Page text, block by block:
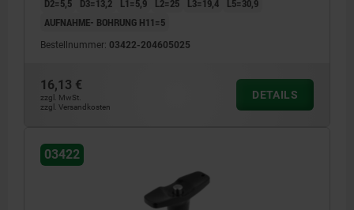
D2=5,5
D3=13,2 L1=5,9 L2=25 L3=19,4
L5=30,9
AUFNAHME- BOHRUNG H11=5
Bestellnummer: 03422-204605025
16,13 €
zzgl. MwSt.
zzgl. Versandkosten
DETAILS
03422